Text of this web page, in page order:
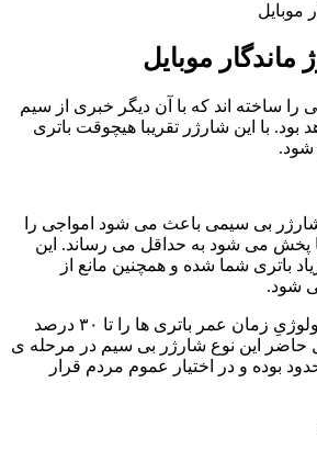
موبایل
موبایل
ساخته اند که با آن دیگر خبری از سیم
بود. با این شارژر تقریبا هیچوقت باتری
شود.
بی سیمی باعث می شود امواجی را
پخش می شود به حداقل می رساند. این
باتری شما شده و همچنین مانع از
شود.
به گفته محققان این تکنولوژیِ زمان عمر باتری ها را تا ۳۰ درصد
حاضر این نوع شارژر بی سیم در مرحله ی
بوده و در اختیار عموم مردم قرار